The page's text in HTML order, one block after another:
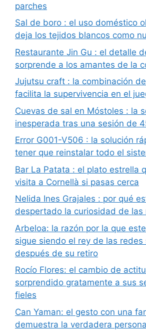
parches
Sal de boro : el uso doméstico
deja los tejidos blancos como
Restaurante Jin Gu : el detalle
sorprende a los amantes de la
Jujutsu craft : la combinación
facilita la supervivencia en el
Cuevas de sal en Móstoles : la
inesperada tras una sesión de
Error G001-V506 : la solución
tener que reinstalar todo el
Bar La Patata : el plato estrella
visita a Cornellà si pasas cerca
Nelida Ines Grajales : por qué
despertado la curiosidad de las
Arbeloa: la razón por la que
sigue siendo el rey de las redes
después de su retiro
Rocío Flores: el cambio de
sorprendido gratamente a sus
fieles
Can Yaman: el gesto con una
demuestra la verdadera